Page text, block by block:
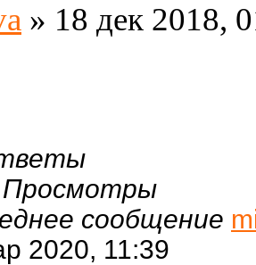
» 18 дек 2018,
Просмотры
сообщение
2020, 11:39